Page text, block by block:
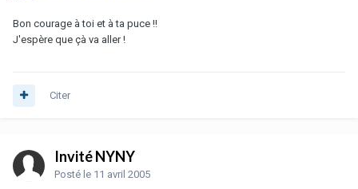
Bon courage à toi et à ta puce !!
J'espère que çà va aller !
Citer
Invité NYNY
Posté le 11 avril 2005